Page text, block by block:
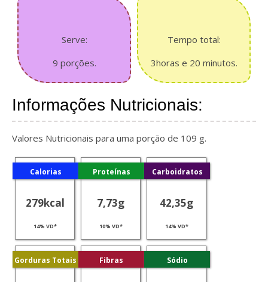
Serve:
9 porções.
Tempo total:
3horas e 20 minutos.
Informações Nutricionais:
Valores Nutricionais para uma porção de 109 g.
Calorias
279kcal
14% VD*
Proteínas
7,73g
10% VD*
Carboidratos
42,35g
14% VD*
Gorduras Totais Fibras Sódio